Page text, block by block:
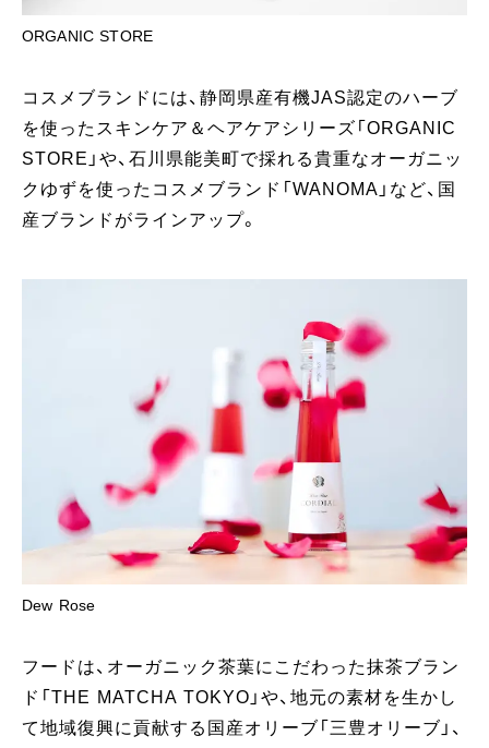
ORGANIC STORE
コスメブランドには、静岡県産有機JAS認定のハーブ
を使ったスキンケア＆ヘアケアシリーズ「ORGANIC
STORE」や、石川県能美町で採れる貴重なオーガニッ
クゆずを使ったコスメブランド「WANOMA」など、国
産ブランドがラインアップ。
Dew Rose
フードは、オーガニック茶葉にこだわった抹茶ブラン
ド「THE MATCHA TOKYO」や、地元の素材を生かし
て地域復興に貢献する国産オリーブ「三豊オリーブ」、